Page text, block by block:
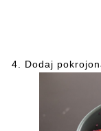
4. Dodaj